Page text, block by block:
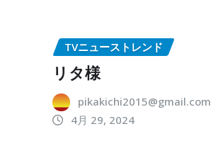
TVニューストレンド
リタ様
pikakichi2015@gmail.com
4月 29, 2024